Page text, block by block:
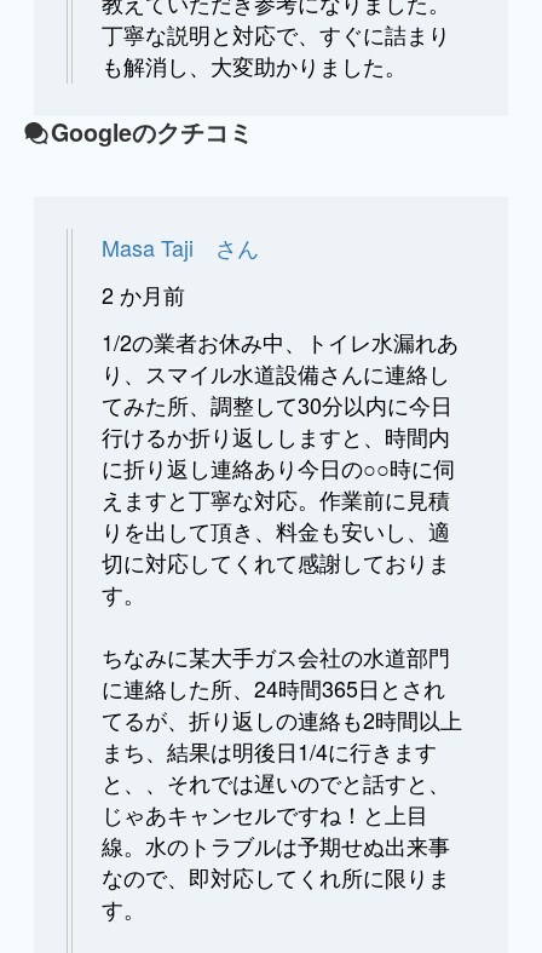
丁寧な説明と対応で、すぐに詰まり
も解消し、大変助かりました。
Googleのクチコミ
Masa Taji さん
2 か月前
1/2の業者お休み中、トイレ水漏れあ
り、スマイル水道設備さんに連絡し
てみた所、調整して30分以内に今日
行けるか折り返ししますと、時間内
に折り返し連絡あり今日の○○時に伺
えますと丁寧な対応。作業前に見積
りを出して頂き、料金も安いし、適
切に対応してくれて感謝しておりま
す。
ちなみに某大手ガス会社の水道部門
に連絡した所、24時間365日とされ
てるが、折り返しの連絡も2時間以上
まち、結果は明後日1/4に行きます
と、、それでは遅いのでと話すと、
じゃあキャンセルですね！と上目
線。水のトラブルは予期せぬ出来事
なので、即対応してくれ所に限りま
す。